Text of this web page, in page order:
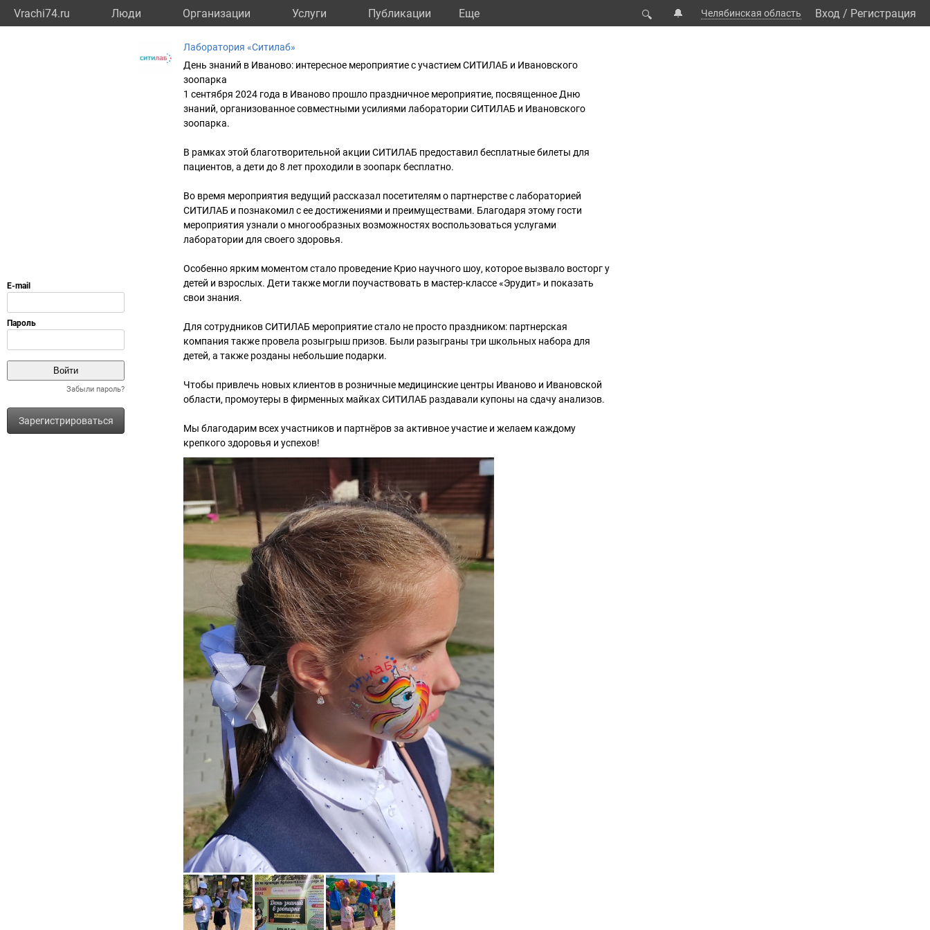
Vrachi74.ru Люди Организации Услуги Публикации Eще 🔍 🔔 Челябинская область Вход / Регистрация
Забыли пароль?
Зарегистрироваться
Лаборатория «Ситилаб»
День знаний в Иваново: интересное мероприятие с участием СИТИЛАБ и Ивановского
зоопарка
1 сентября 2024 года в Иваново прошло праздничное мероприятие, посвященное Дню
знаний, организованное совместными усилиями лаборатории СИТИЛАБ и Ивановского
зоопарка.
В рамках этой благотворительной акции СИТИЛАБ предоставил бесплатные билеты для
пациентов, а дети до 8 лет проходили в зоопарк бесплатно.
Во время мероприятия ведущий рассказал посетителям о партнерстве с лабораторией
СИТИЛАБ и познакомил с ее достижениями и преимуществами. Благодаря этому гости
мероприятия узнали о многообразных возможностях воспользоваться услугами
лаборатории для своего здоровья.
Особенно ярким моментом стало проведение Крио научного шоу, которое вызвало восторг у
детей и взрослых. Дети также могли поучаствовать в мастер-классе «Эрудит» и показать
свои знания.
Для сотрудников СИТИЛАБ мероприятие стало не просто праздником: партнерская
компания также провела розыгрыш призов. Были разыграны три школьных набора для
детей, а также розданы небольшие подарки.
Чтобы привлечь новых клиентов в розничные медицинские центры Иваново и Ивановской
области, промоутеры в фирменных майках СИТИЛАБ раздавали купоны на сдачу анализов.
Мы благодарим всех участников и партнёров за активное участие и желаем каждому
крепкого здоровья и успехов!